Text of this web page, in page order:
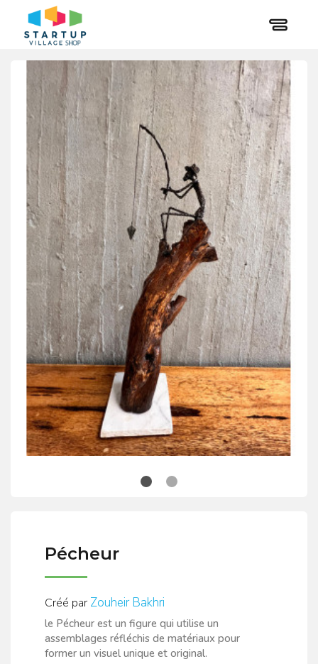
Pécheur
Créé par Zouheir Bakhri
le Pécheur est un figure qui utilise un
assemblages réfléchis de matériaux pour
former un visuel unique et original.